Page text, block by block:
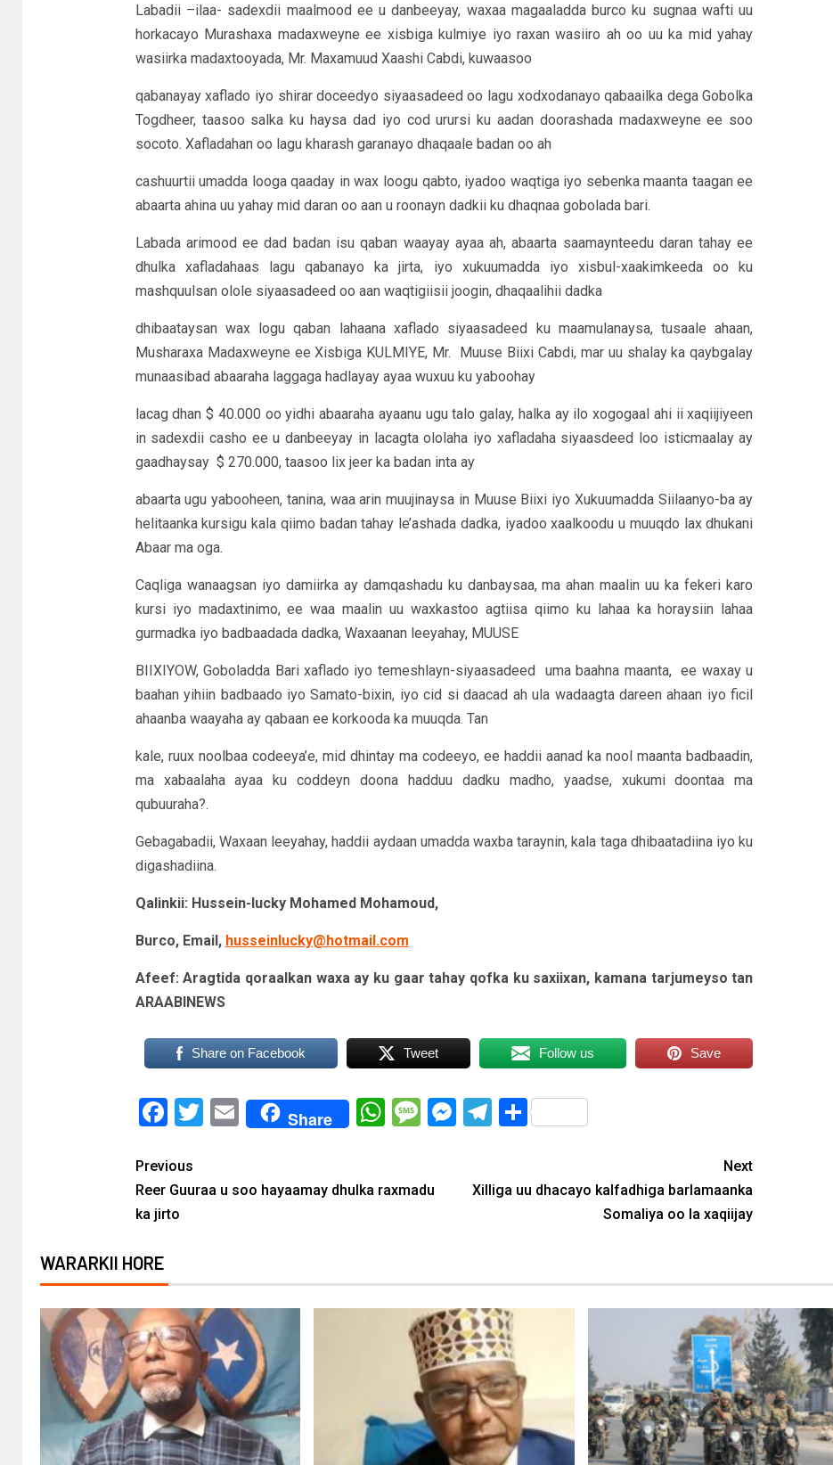
Labadii –ilaa- sadexdii maalmood ee u danbeeyay, waxaa magaaladda burco ku sugnaa wafti uu
horkacayo Murashaxa madaxweyne ee xisbiga kulmiye iyo raxan wasiiro ah oo uu ka mid yahay
wasiirka madaxtooyada, Mr. Maxamuud Xaashi Cabdi, kuwaasoo
qabanayay xaflado iyo shirar doceedyo siyaasadeed oo lagu xodxodanayo qabaailka dega Gobolka
Togdheer, taasoo salka ku haysa dad iyo cod urursi ku aadan doorashada madaxweyne ee soo
socoto. Xafladahan oo lagu kharash garanayo dhaqaale badan oo ah
cashuurtii umadda looga qaaday in wax loogu qabto, iyadoo waqtiga iyo sebenka maanta taagan ee
abaarta ahina uu yahay mid daran oo aan u roonayn dadkii ku dhaqnaa gobolada bari.
Labada arimood ee dad badan isu qaban waayay ayaa ah, abaarta saamaynteedu daran tahay ee
dhulka xafladahaas lagu qabanayo ka jirta, iyo xukuumadda iyo xisbul-xaakimkeeda oo ku
mashquulsan olole siyaasadeed oo aan waqtigiisii joogin, dhaqaalihii dadka
dhibaataysan wax logu qaban lahaana xaflado siyaasadeed ku maamulanaysa, tusaale ahaan,
Musharaxa Madaxweyne ee Xisbiga KULMIYE, Mr. Muuse Biixi Cabdi, mar uu shalay ka qaybgalay
munaasibad abaaraha laggaga hadlayay ayaa wuxuu ku yaboohay
lacag dhan $ 40.000 oo yidhi abaaraha ayaanu ugu talo galay, halka ay ilo xogogaal ahi ii xaqiijiyeen
in sadexdii casho ee u danbeeyay in lacagta ololaha iyo xafladaha siyaasdeed loo isticmaalay ay
gaadhaysay $ 270.000, taasoo lix jeer ka badan inta ay
abaarta ugu yabooheen, tanina, waa arin muujinaysa in Muuse Biixi iyo Xukuumadda Siilaanyo-ba ay
helitaanka kursigu kala qiimo badan tahay le’ashada dadka, iyadoo xaalkoodu u muuqdo lax dhukani
Abaar ma oga.
Caqliga wanaagsan iyo damiirka ay damqashadu ku danbaysaa, ma ahan maalin uu ka fekeri karo
kursi iyo madaxtinimo, ee waa maalin uu waxkastoo agtiisa qiimo ku lahaa ka horaysiin lahaa
gurmadka iyo badbaadada dadka, Waxaanan leeyahay, MUUSE
BIIXIYOW, Goboladda Bari xaflado iyo temeshlayn-siyaasadeed uma baahna maanta, ee waxay u
baahan yihiin badbaado iyo Samato-bixin, iyo cid si daacad ah ula wadaagta dareen ahaan iyo ficil
ahaanba waayaha ay qabaan ee korkooda ka muuqda. Tan
kale, ruux noolbaa codeeya’e, mid dhintay ma codeeyo, ee haddii aanad ka nool maanta badbaadin,
ma xabaalaha ayaa ku coddeyn doona hadduu dadku madho, yaadse, xukumi doontaa ma
qubuuraha?.
Gebagabadii, Waxaan leeyahay, haddii aydaan umadda waxba taraynin, kala taga dhibaatadiina iyo ku
digashadiina.
Qalinkii: Hussein-lucky Mohamed Mohamoud,
Burco, Email, husseinlucky@hotmail.com
Afeef: Aragtida qoraalkan waxa ay ku gaar tahay qofka ku saxiixan, kamana tarjumeyso tan
ARAABINEWS
Share on Facebook Tweet Follow us Save
Facebook
Twitter
EmailShare WhatsApp
Message
Messenger
Telegram
Share
Previous
Reer Guuraa u soo hayaamay dhulka raxmadu
ka jirto
Next
Xilliga uu dhacayo kalfadhiga barlamaanka
Somaliya oo la xaqiijay
WARARKII HORE